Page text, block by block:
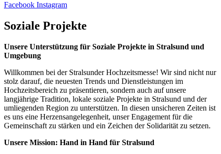
Facebook Instagram
Soziale Projekte
Unsere Unterstützung für Soziale Projekte in Stralsund und
Umgebung
Willkommen bei der Stralsunder Hochzeitsmesse! Wir sind nicht nur
stolz darauf, die neuesten Trends und Dienstleistungen im
Hochzeitsbereich zu präsentieren, sondern auch auf unsere
langjährige Tradition, lokale soziale Projekte in Stralsund und der
umliegenden Region zu unterstützen. In diesen unsicheren Zeiten ist
es uns eine Herzensangelegenheit, unser Engagement für die
Gemeinschaft zu stärken und ein Zeichen der Solidarität zu setzen.
Unsere Mission: Hand in Hand für Stralsund